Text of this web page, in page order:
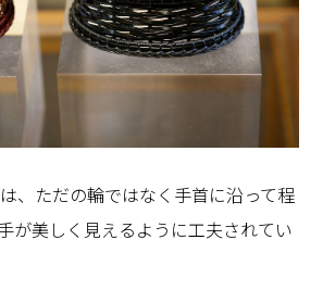
ただの輪ではなく手首に沿って程
が美しく見えるように工夫されてい